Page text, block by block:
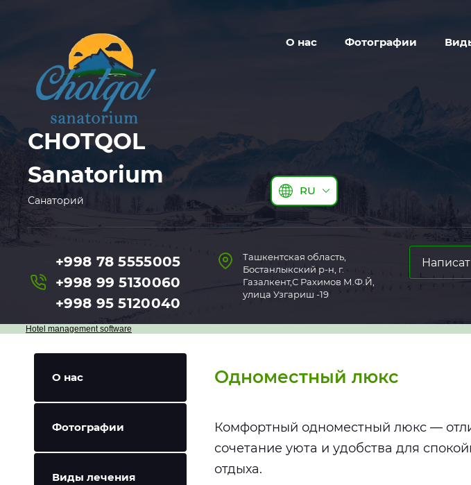
CHOTQOL
Sanatorium
Санаторий
О нас Фотографии
RU
+998 78 5555005
+998 99 5130060
+998 95 5120040
Ташкентская область,
Бостанлыкский р-н, г.
Газалкент,С Рахимов М.Ф.Й,
улица Узгариш -19
Hotel management software
О нас
Фотографии
Виды лечения
Одноместный люкс
Комфортный одноместный люкс —
сочетание уюта и удобства для
отдыха.